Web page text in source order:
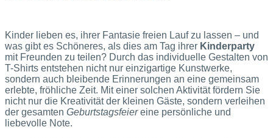
Kinder lieben es, ihrer Fantasie freien Lauf zu lassen – und
was gibt es Schöneres, als dies am Tag ihrer Kinderparty
mit Freunden zu teilen? Durch das individuelle Gestalten von
T-Shirts entstehen nicht nur einzigartige Kunstwerke,
sondern auch bleibende Erinnerungen an eine gemeinsam
erlebte, fröhliche Zeit. Mit einer solchen Aktivität fördern Sie
nicht nur die Kreativität der kleinen Gäste, sondern verleihen
der gesamten Geburtstagsfeiereine persönliche und
liebevolle Note.